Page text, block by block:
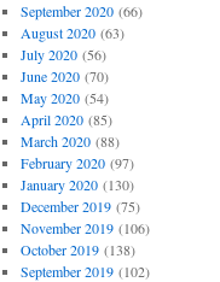
September 2020(66)
August 2020(63)
July 2020(56)
June 2020(70)
May 2020(54)
April 2020(85)
March 2020(88)
February 2020(97)
January 2020(130)
December 2019(75)
November 2019(106)
October 2019(138)
September 2019(102)